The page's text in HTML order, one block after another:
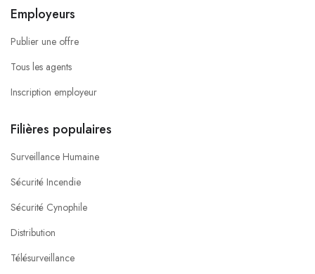
Employeurs
Publier une offre
Tous les agents
Inscription employeur
Filières populaires
Surveillance Humaine
Sécurité Incendie
Sécurité Cynophile
Distribution
Télésurveillance